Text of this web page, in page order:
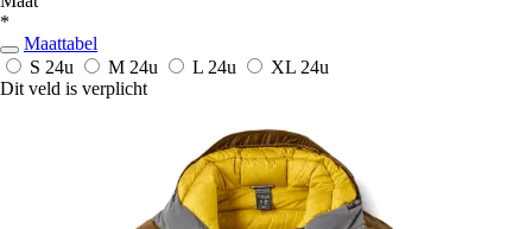
*
Maattabel
S 24u M 24u L 24u XL 24u
Dit veld is verplicht